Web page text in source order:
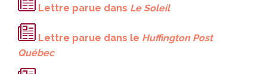
Lettre parue dans Le Soleil
Lettre parue dans le Huffington Post
Québec